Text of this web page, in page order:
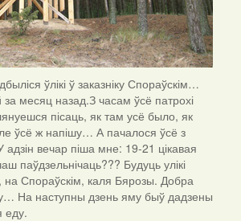
ўлікі ў заказніку Спораўскім…
месяц назад.З часам ўсё патрохі
пісаць, як там усё было, як
ўсё ж напішу… А пачалося ўсё з
вечар піша мне: 19-21 цікавая
паўдзельнічаць??? Будуць улікі
на Спораўскім, каля Бярозы. Добра
На наступны дзень яму быў дадзены
еду.